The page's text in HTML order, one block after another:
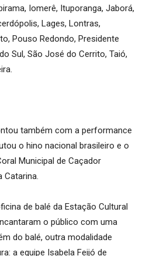
Iomerê, Ituporanga, Jaborá,
Lages, Lontras,
Pouso Redondo, Presidente
Sul, São José do Cerrito, Taió,
também com a performance
o hino nacional brasileiro e o
Municipal de Caçador
Catarina.
de balé da Estação Cultural
o público com uma
do balé, outra modalidade
a equipe Isabela Feijó de